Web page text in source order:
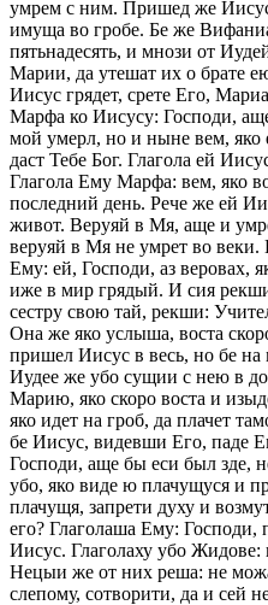
умрем с ним. Пришед же
имуща во гробе. Бе же
пятьнадесять, и мнози от
Марии, да утешат их о брате
Иисус грядет, срете Его,
Марфа ко Иисусу: Господи,
мой умерл, но и ныне вем, яко
даст Тебе Бог. Глагола ей
Глагола Ему Марфа: вем, яко
последний день. Рече же ей
живот. Веруяй в Мя, аще и
веруяй в Мя не умрет во
Ему: ей, Господи, аз веровах,
иже в мир грядый. И сия
сестру свою тай, рекши:
Она же яко услыша, воста
пришел Иисус в весь, но бе
Иудее же убо сущии с нею в
Марию, яко скоро воста и
яко идет на гроб, да плачет
бе Иисус, видевши Его, паде
Господи, аще бы еси был зде,
убо, яко виде ю плачущуся и
плачущя, запрети духу и
его? Глаголаша Ему:
Иисус. Глаголаху убо
Нецыи же от них реша: не
слепому, сотворити, да и сей